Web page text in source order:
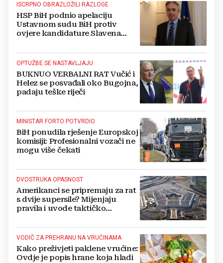
ISCRPNO OBRAZLOŽILI RAZLOGE
HSP BiH podnio apelaciju
Ustavnom sudu BiH protiv
ovjere kandidature Slavena
OPTUŽBE SE NASTAVLJAJU
BUKNUO VERBALNI RAT Vučić i
Helez se posvađali oko Bugojna,
padaju teške riječi
MINISTAR FORTO POTVRDIO
BiH ponudila rješenje Europskoj
komisiji: Profesionalni vozači ne
mogu više čekati
DVOSTRUKA OPASNOST
Amerikanci se pripremaju za rat
s dvije supersile? Mijenjaju
pravila i uvode taktičko
VODIČ ZA PREHRANU NA VRUĆINAMA
Kako preživjeti paklene vrućine:
Ovdje je popis hrane koja hladi